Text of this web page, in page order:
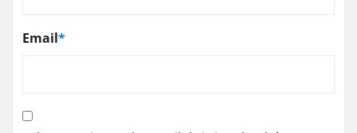
Email*